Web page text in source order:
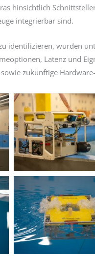
hinsichtlich
integrierbar sind.
identifizieren, wurden
Latenz und
zukünftige